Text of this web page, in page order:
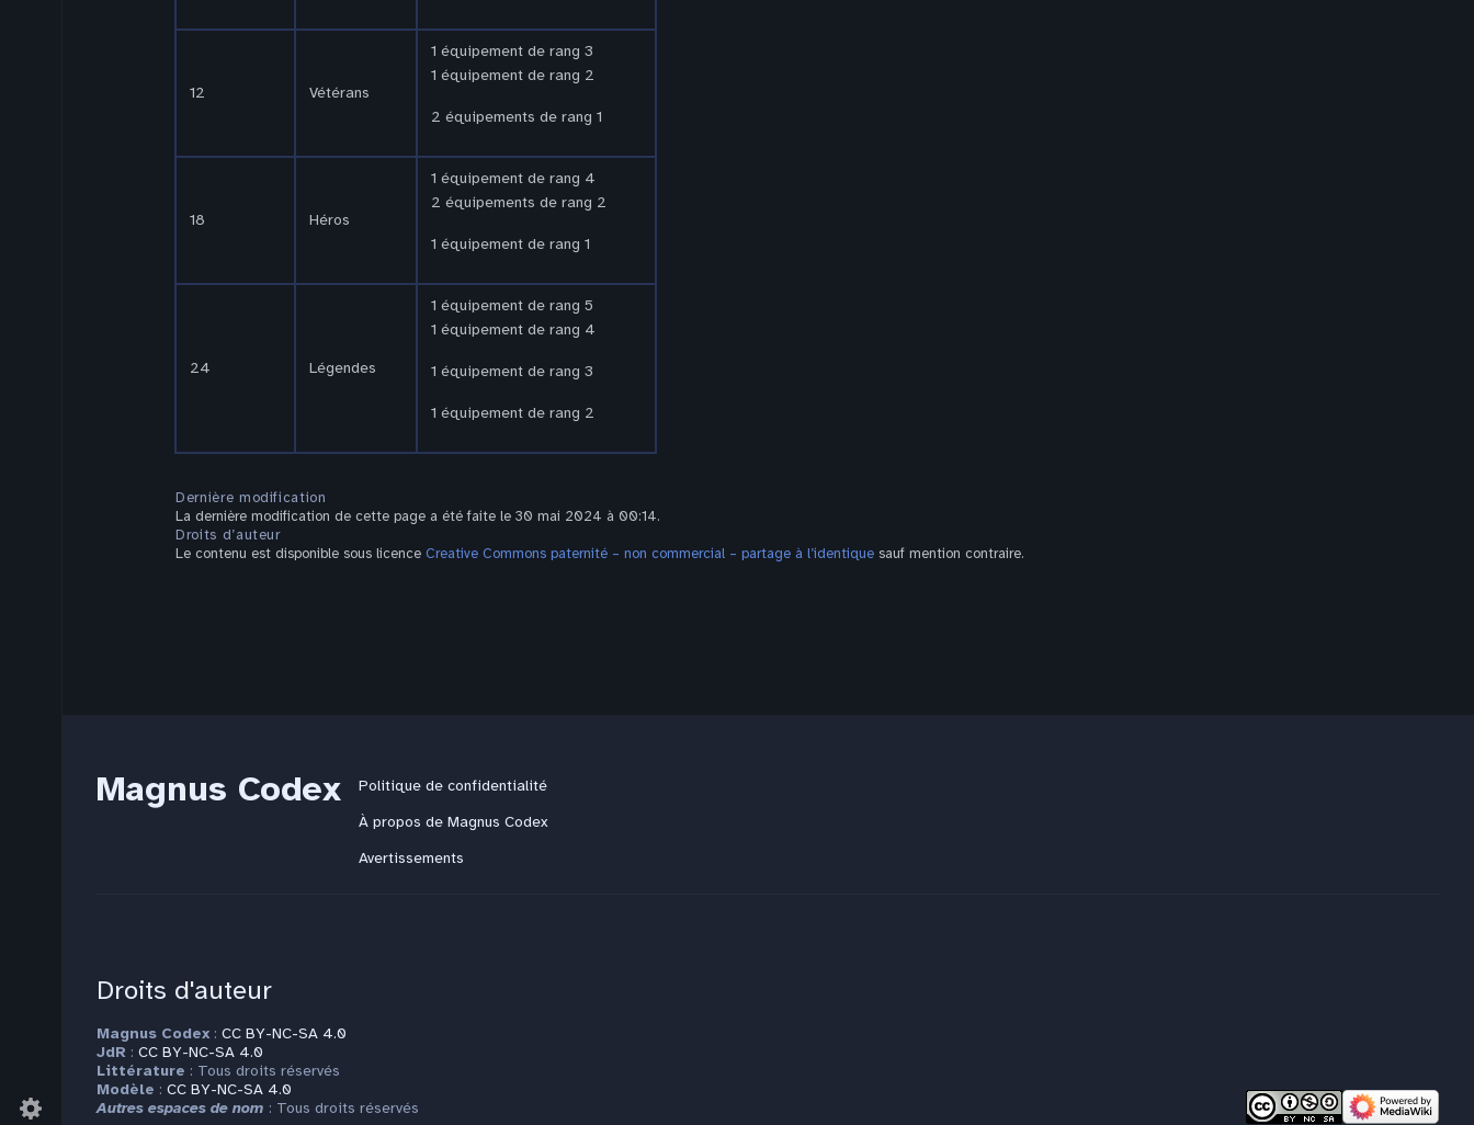
12 Vétérans
1 équipement de rang 3
1 équipement de rang 2
2 équipements de rang 1
18 Héros
1 équipement de rang 4
2 équipements de rang 2
1 équipement de rang 1
24 Légendes
1 équipement de rang 5
1 équipement de rang 4
1 équipement de rang 3
1 équipement de rang 2
Dernière modification
La dernière modification de cette page a été faite le 30 mai 2024 à 00:14.
Droits d’auteur
Le contenu est disponible sous licence Creative Commons paternité – non commercial – partage à l’identique sauf mention contraire.
Magnus Codex
Politique de confidentialité
À propos de Magnus Codex
Avertissements
Droits d'auteur
Magnus Codex : CC BY-NC-SA 4.0
JdR : CC BY-NC-SA 4.0
Littérature : Tous droits réservés
Modèle : CC BY-NC-SA 4.0
Autres espaces de nom : Tous droits réservés